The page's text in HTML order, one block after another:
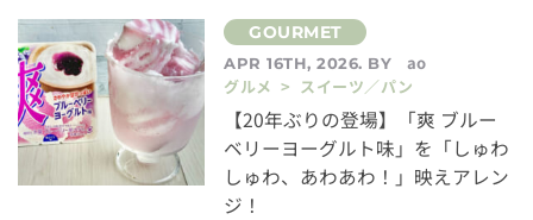
APR 16TH, 2026. BY
ao
グルメ > スイーツ／パン
【20年ぶりの登場】「爽 ブルー
ベリーヨーグルト味」を「しゅわ
しゅわ、あわあわ！」映えアレン
ジ！